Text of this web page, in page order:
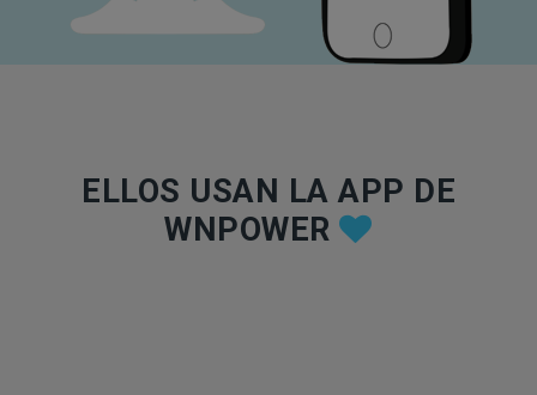
ELLOS USAN LA APP DE
WNPOWER